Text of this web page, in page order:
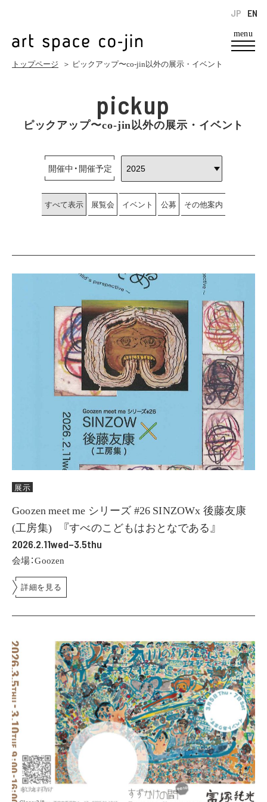
menu
EN
JP
トップページ ＞ ピックアップ〜co-jin以外の展示・イベント
pickup
ピックアップ〜co-jin以外の展示・イベント
開催中・開催予定
すべて表示 展覧会 イベント 公募 その他案内
展示
Goozen meet me シリーズ #26 SINZOWx 後藤友康
(工房集) 『すべのこどもはおとなである』
2026.2.11wed–3.5thu
会場：Goozen
詳細を見る